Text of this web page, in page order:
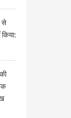
से